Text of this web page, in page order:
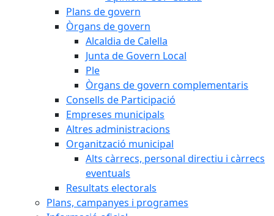
Plans de govern
Òrgans de govern
Alcaldia de Calella
Junta de Govern Local
Ple
Òrgans de govern complementaris
Consells de Participació
Empreses municipals
Altres administracions
Organització municipal
Alts càrrecs, personal directiu i càrrecs
eventuals
Resultats electorals
Plans, campanyes i programes